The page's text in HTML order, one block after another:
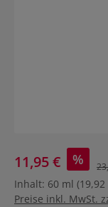
11,95 € %
Inhalt: 60 ml
Preise inkl. MwSt.